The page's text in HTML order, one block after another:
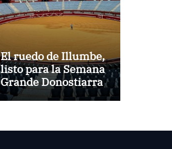
El ruedo de Illumbe,
listo para la Semana
Grande Donostiarra